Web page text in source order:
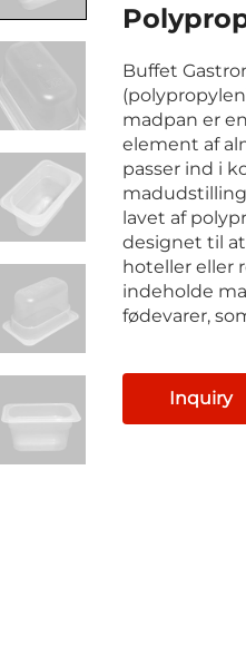
Buffet
madpan er
element af
passer ind i
lavet af
designet til
hoteller eller
indeholde
fødevarer,
Inquiry